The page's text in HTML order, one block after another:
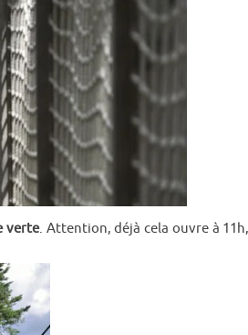
verte. Attention, déjà cela ouvre à